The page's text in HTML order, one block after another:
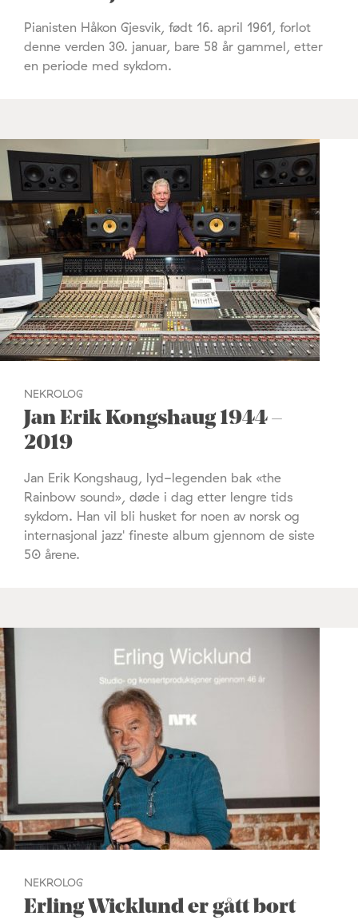
Pianisten Håkon Gjesvik, født 16. april 1961, forlot
denne verden 30. januar, bare 58 år gammel, etter
en periode med sykdom.
NEKROLOG
Jan Erik Kongshaug 1944 –
2019
Jan Erik Kongshaug, lyd-legenden bak «the
Rainbow sound», døde i dag etter lengre tids
sykdom. Han vil bli husket for noen av norsk og
internasjonal jazz' fineste album gjennom de siste
50 årene.
NEKROLOG
Erling Wicklund er gått bort